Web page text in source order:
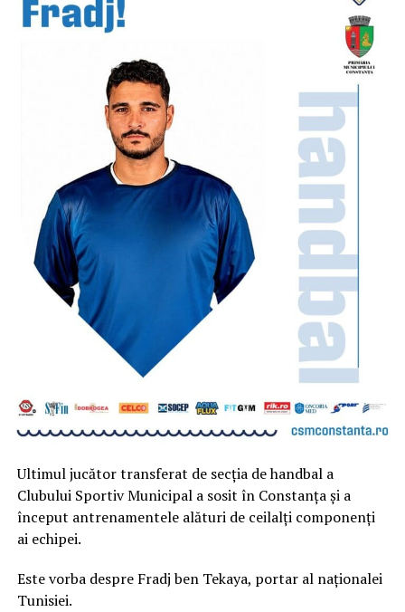
Ultimul jucător transferat de secția de handbal a
Clubului Sportiv Municipal a sosit în Constanța și a
început antrenamentele alături de ceilalți componenți
ai echipei.
Este vorba despre Fradj ben Tekaya, portar al naționalei
Tunisiei.